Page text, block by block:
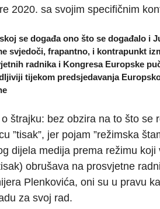
2020. sa svojim specifičnim
se događa ono što se događalo i
svjedoči, frapantno, i kontrapunkt
radnika i Kongresa Europske
tijekom predsjedavanja
štrajku: bez obzira na to što se
”tisak”, jer pojam ”režimska
dijela medija prema režimu
obrušava na prosvjetne
Plenkovića, oni su u pravu
za svoj rad.